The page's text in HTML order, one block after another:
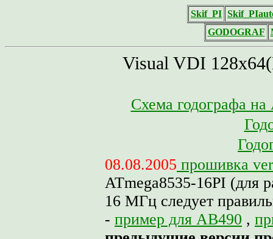
Skif_PI
GODOGRAF
Visual VDI
Схема годографа
08.08.2005 прошивка
ATmega8535-16PI (для
16 МГц следует
- пример для AB490 ,